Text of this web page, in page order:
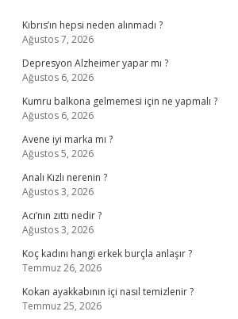
Kıbrıs’ın hepsi neden alınmadı ?
Ağustos 7, 2026
Depresyon Alzheimer yapar mı ?
Ağustos 6, 2026
Kumru balkona gelmemesi için ne yapmalı ?
Ağustos 6, 2026
Avene iyi marka mı ?
Ağustos 5, 2026
Analı Kızlı nerenin ?
Ağustos 3, 2026
Acı’nın zıttı nedir ?
Ağustos 3, 2026
Koç kadını hangi erkek burçla anlaşır ?
Temmuz 26, 2026
Kokan ayakkabının içi nasıl temizlenir ?
Temmuz 25, 2026